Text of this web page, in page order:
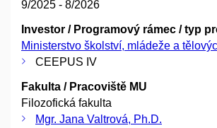
9/2025 - 8/2026
Investor / Programový rámec / typ
Ministerstvo školství, mládeže a
CEEPUS IV
Fakulta / Pracoviště MU
Filozofická fakulta
Mgr. Jana Valtrová, Ph.D.